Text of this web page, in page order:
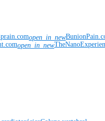
open_in_new
open_in_new